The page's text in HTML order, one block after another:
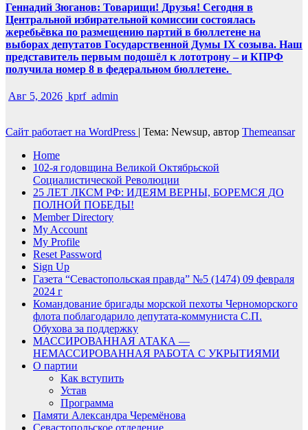
Геннадий Зюганов: Товарищи! Друзья! Сегодня в
Центральной избирательной комиссии состоялась
жеребьёвка по размещению партий в бюллетене на
выборах депутатов Государственной Думы IX созыва. Наш
представитель первым подошёл к лототрону – и КПРФ
получила номер 8 в федеральном бюллетене.
Авг 5, 2026 kprf_admin
Сайт работает на WordPress | Тема: Newsup, автор Themeansar
Home
102-я годовщина Великой Октябрьской
Социалистической Революции
25 ЛЕТ ЛКСМ РФ: ИДЕЯМ ВЕРНЫ, БОРЕМСЯ ДО
ПОЛНОЙ ПОБЕДЫ!
Member Directory
My Account
My Profile
Reset Password
Sign Up
Газета “Севастопольская правда” №5 (1474) 09 февраля
2024 г
Командование бригады морской пехоты Черноморского
флота поблагодарило депутата-коммуниста С.П.
Обухова за поддержку
МАССИРОВАННАЯ АТАКА —
НЕМАССИРОВАННАЯ РАБОТА С УКРЫТИЯМИ
О партии
Как вступить
Устав
Программа
Памяти Александра Черемёнова
Севастопольское отделение